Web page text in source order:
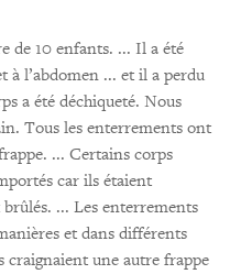
de 10 enfants. ... Il a été
à l’abdomen ... et il a perdu
a été déchiqueté. Nous
Tous les enterrements ont
... Certains corps
car ils étaient
... Les enterrements
et dans différents
craignaient une autre frappe